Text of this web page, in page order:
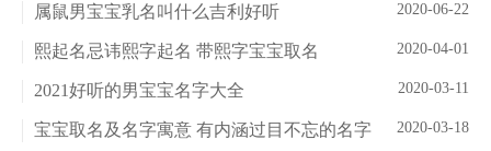
2020-06-22
属鼠男宝宝乳名叫什么吉利好听
2020-04-01
熙起名忌讳熙字起名 带熙字宝宝取名
2020-03-11
2021好听的男宝宝名字大全
2020-03-18
宝宝取名及名字寓意 有内涵过目不忘的名字